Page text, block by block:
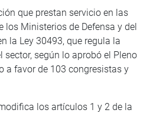
que prestan servicio en las
los Ministerios de Defensa y del
la Ley 30493, que regula la
según lo aprobó el Pleno
a favor de 103 congresistas y
los artículos 1 y 2 de la